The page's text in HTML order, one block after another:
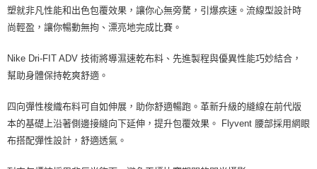
塑就非凡性能和出色包覆效果，讓你心無旁騖，引爆疾速。流線型設計時
尚輕盈，讓你暢動無拘、漂亮地完成比賽。
Nike Dri-FIT ADV 技術將導濕速乾布料、先進製程與優異性能巧妙結合，
幫助身體保持乾爽舒適。
四向彈性梭織布料可自如伸展，助你舒適暢跑。革新升級的縫線在前代版
本的基礎上沿著側邊接縫向下延伸，提升包覆效果。 Flyvent 腰部採用網眼
布搭配彈性設計，舒適透氣。